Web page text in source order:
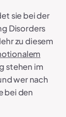
sie bei der
Disorders
zu diesem
stehen im
wer nach
bei den